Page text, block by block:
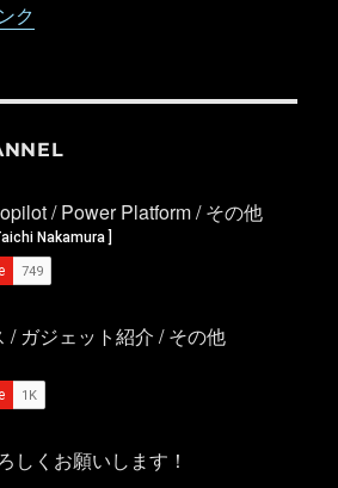
ク
/ Power Platform / その他
/ ガジェット紹介 / その他
しくお願いします！